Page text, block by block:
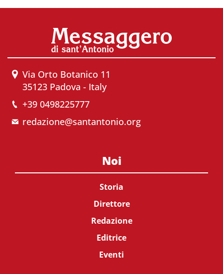
Via Orto Botanico 11
35123 Padova - Italy
+39 0498225777
redazione@santantonio.org
Noi
Storia
Direttore
Redazione
Editrice
Eventi